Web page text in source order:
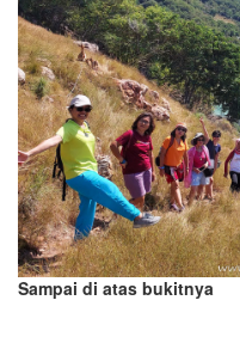
Sampai di atas bukitnya